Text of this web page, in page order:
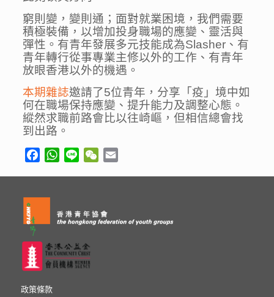
窮則變，變則通；面對就業困境，我們需要
積極裝備，以增加投身職場的應變、靈活與
彈性。有青年發展多元技能成為Slasher、有
青年轉行從事專業主修以外的工作、有青年
放眼香港以外的機遇。
本期雜誌邀請了5位青年，分享「疫」境中如
何在職場保持應變、提升能力及調整心態。
縱然求職前路會比以往崎嶇，但相信總會找
到出路。
FacebookWhatsApp
Line WeChat
政策條款